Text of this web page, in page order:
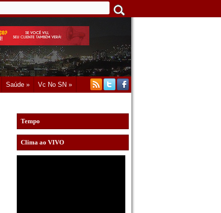
Saúde » Vc No SN »
Tempo
Clima ao VIVO